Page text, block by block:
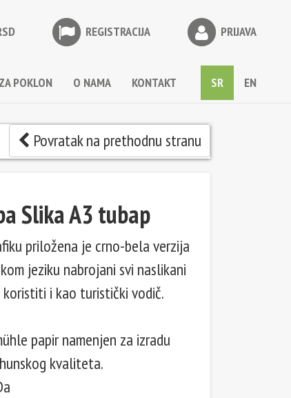
REGISTRACIJA PRIJAVA
POKLON O NAMA KONTAKT SR EN
Povratak na prethodnu stranu
Slika A3 tubap
priložena je crno-bela verzija
jeziku nabrojani svi naslikani
i kao turistički vodič.
papir namenjen za izradu
kvaliteta.